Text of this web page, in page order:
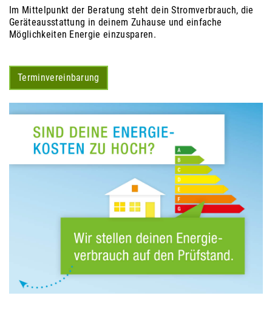
Im Mittelpunkt der Beratung steht dein Stromverbrauch, die
Geräteausstattung in deinem Zuhause und einfache
Möglichkeiten Energie einzusparen.
Terminvereinbarung